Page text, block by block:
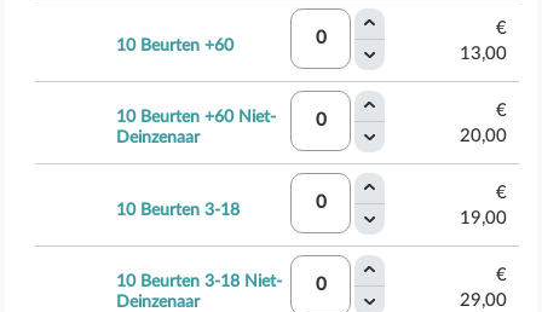
10 Beurten +60
€
13,00
10 Beurten +60 Niet-
Deinzenaar
€
20,00
10 Beurten 3-18
€
19,00
10 Beurten 3-18 Niet-
Deinzenaar
€
29,00